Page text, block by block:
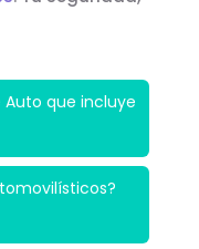
Auto que incluye